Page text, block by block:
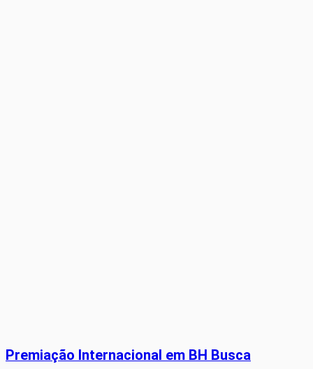
Premiação Internacional em BH Busca